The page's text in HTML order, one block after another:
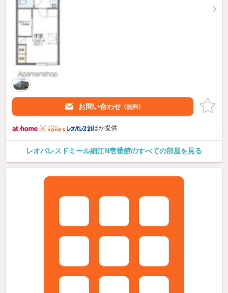
お問い合わせ （無料）
ほか提供
レオパレスドミール細江N壱番館のすべての部屋を見る